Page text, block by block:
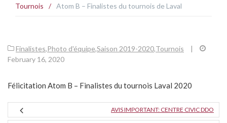
Tournois
/ Atom B – Finalistes du tournois de Laval
Finalistes,Photo d'équipe,Saison 2019-2020,Tournois
|
February 16, 2020
Félicitation Atom B – Finalistes du tournois Laval 2020
AVIS IMPORTANT: CENTRE CIVIC DDO